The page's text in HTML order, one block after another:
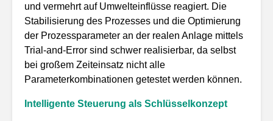
und vermehrt auf Umwelteinflüsse reagiert. Die
Stabilisierung des Prozesses und die Optimierung
der Prozessparameter an der realen Anlage mittels
Trial-and-Error sind schwer realisierbar, da selbst
bei großem Zeiteinsatz nicht alle
Parameterkombinationen getestet werden können.
Intelligente Steuerung als Schlüsselkonzept